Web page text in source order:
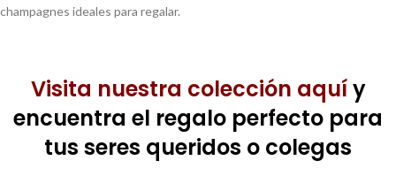
champagnes ideales para regalar.
Visita nuestra colección aquíy
encuentra el regalo perfecto para
tus seres queridos o colegas